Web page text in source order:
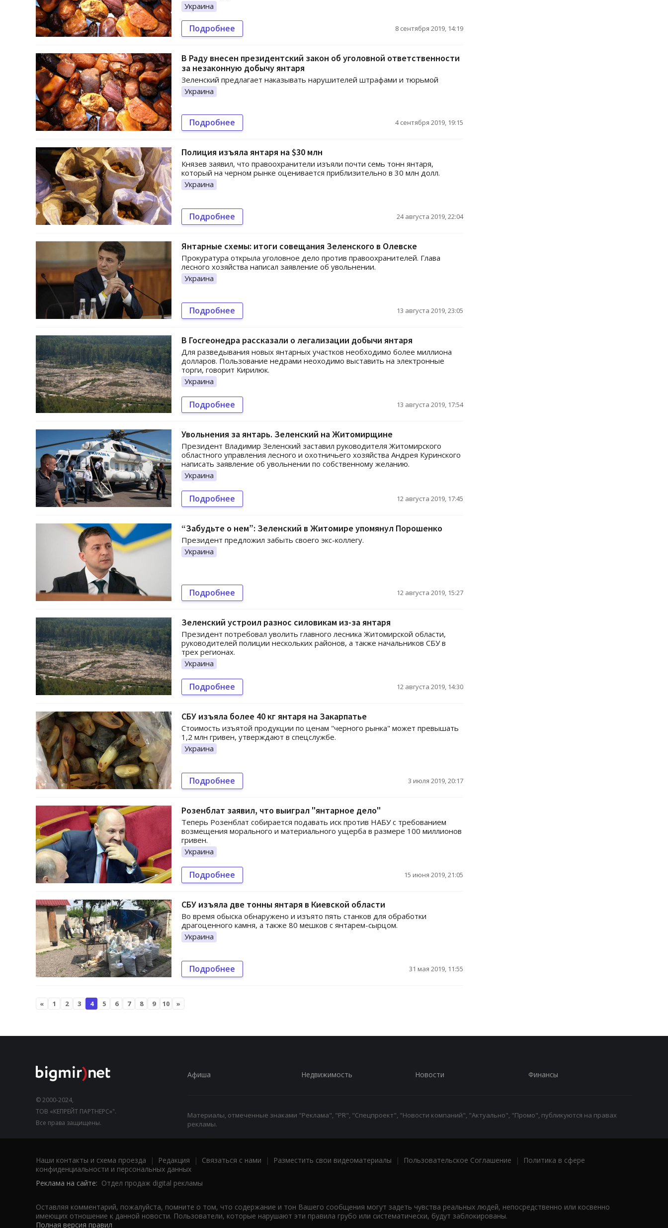
Украина
Подробнее 8 сентября 2019, 14:19
В Раду внесен президентский закон об уголовной ответственности
за незаконную добычу янтаря
Зеленский предлагает наказывать нарушителей штрафами и тюрьмой
Украина
Подробнее 4 сентября 2019, 19:15
Полиция изъяла янтаря на $30 млн
Князев заявил, что правоохранители изъяли почти семь тонн янтаря,
который на черном рынке оценивается приблизительно в 30 млн долл.
Украина
Подробнее 24 августа 2019, 22:04
Янтарные схемы: итоги совещания Зеленского в Олевске
Прокуратура открыла уголовное дело против правоохранителей. Глава
лесного хозяйства написал заявление об увольнении.
Украина
Подробнее 13 августа 2019, 23:05
В Госгеонедра рассказали о легализации добычи янтаря
Для разведывания новых янтарных участков необходимо более миллиона
долларов. Пользование недрами неоходимо выставить на электронные
торги, говорит Кирилюк.
Украина
Подробнее 13 августа 2019, 17:54
Увольнения за янтарь. Зеленский на Житомирщине
Президент Владимир Зеленский заставил руководителя Житомирского
областного управления лесного и охотничьего хозяйства Андрея Куринского
написать заявление об увольнении по собственному желанию.
Украина
Подробнее 12 августа 2019, 17:45
“Забудьте о нем”: Зеленский в Житомире упомянул Порошенко
Президент предложил забыть своего экс-коллегу.
Украина
Подробнее 12 августа 2019, 15:27
Зеленский устроил разнос силовикам из-за янтаря
Президент потребовал уволить главного лесника Житомирской области,
руководителей полиции нескольких районов, а также начальников СБУ в
трех регионах.
Украина
Подробнее 12 августа 2019, 14:30
СБУ изъяла более 40 кг янтаря на Закарпатье
Стоимость изъятой продукции по ценам "черного рынка" может превышать
1,2 млн гривен, утверждают в спецслужбе.
Украина
Подробнее 3 июля 2019, 20:17
Розенблат заявил, что выиграл "янтарное дело"
Теперь Розенблат собирается подавать иск против НАБУ с требованием
возмещения морального и материального ущерба в размере 100 миллионов
гривен.
Украина
Подробнее 15 июня 2019, 21:05
СБУ изъяла две тонны янтаря в Киевской области
Во время обыска обнаружено и изъято пять станков для обработки
драгоценного камня, а также 80 мешков с янтарем-сырцом.
Украина
Подробнее 31 мая 2019, 11:55
« 1 2 3 4 5 6 7 8 9 10 »
© 2000-2024,
ТОВ «КЕПРЕЙТ ПАРТНЕРС»".
Все права защищены.
Афиша Недвижимость Новости Финансы
Материалы, отмеченные знаками "Реклама", "PR", "Спецпроект", "Новости компаний", "Актуально", "Промо", публикуются на правах
рекламы.
Наши контакты и схема проезда | Редакция | Связаться с нами | Разместить свои видеоматериалы | Пользовательское Соглашение |
Политика в сфере
конфиденциальности и персональных данных
Реклама на сайте: Отдел продаж digital рекламы
Оставляя комментарий, пожалуйста, помните о том, что содержание и тон Вашего сообщения могут задеть чувства реальных людей, непосредственно или косвенно
имеющих отношение к данной новости. Пользователи, которые нарушают эти правила грубо или систематически, будут заблокированы.
Полная версия правил